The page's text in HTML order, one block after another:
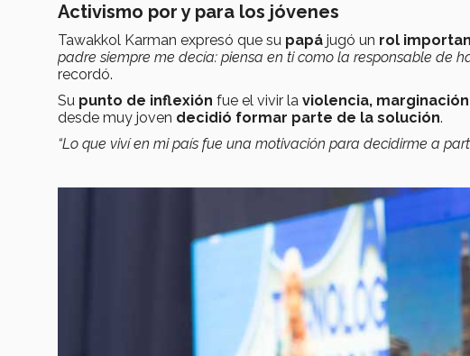
Activismo por y para los jóvenes
Tawakkol Karman expresó que su papá jugó un rol
padre siempre me decía: piensa en ti como la responsable de
recordó.
Su punto de inflexión fue el vivir la violencia,
desde muy joven decidió formar parte de la solución.
“Lo que viví en mi país fue una motivación para decidirme a